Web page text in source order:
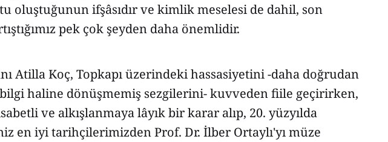
oluştuğunun ifşâsıdır ve kimlik meselesi de dahil, son
pek çok şeyden daha önemlidir.
Atilla Koç, Topkapı üzerindeki hassasiyetini -daha doğrudan
haline dönüşmemiş sezgilerini- kuvveden fiile geçirirken,
ve alkışlanmaya lâyık bir karar alıp, 20. yüzyılda
en iyi tarihçilerimizden Prof. Dr. İlber Ortaylı'yı müze